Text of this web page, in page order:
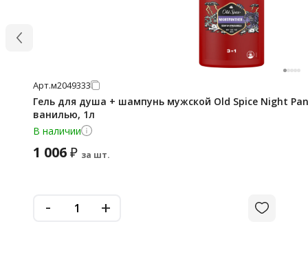
Арт.м2049333
Гель для душа + шампунь мужской Old Spice Night
ванилью, 1л
В наличии
1 006₽ за шт.
- +